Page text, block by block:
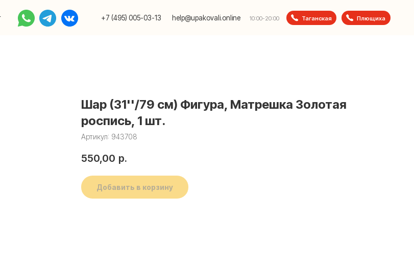
+7 (495) 005-03-13 10:00-20:00
help@upakovali.online Таганская Плющиха
Шар (31''/79 см) Фигура, Матрешка Золотая
роспись, 1 шт.
Артикул: 943708
550,00 р.
Добавить в корзину